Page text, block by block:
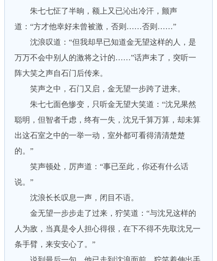
朱七七怔了半晌，额上又已沁出冷汗，颤声
道：“方才他幸好未曾被激，否则……否则……”
沈浪叹道：“但我却早已知道金无望这样的人，是
万万不会中别人的激将之计的……”话声未了，突听一
阵大笑之声自石门后传来。
笑声之中，石门又启，金无望一步跨了进来。
朱七七面色惨变，只听金无望大笑道：“沈兄果然
聪明，但智者千虑，终有一失，沈兄千算万算，却未算
出这石室之中的一举一动，室外都可看得清清楚楚
的。”
笑声顿处，厉声道：“事已至此，你还有什么话
说。”
沈浪长长叹息一声，闭目不语。
金无望一步步走了过来，狞笑道：“与沈兄这样的
人为敌，当真是令人担心得很，在下不得不先取沈兄一
条手臂，来安安心了。”